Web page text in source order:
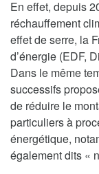
En effet, depuis
réchauffement
effet de serre, la
d’énergie (EDF,
Dans le même
successifs
de réduire le
particuliers à
énergétique,
également dits «